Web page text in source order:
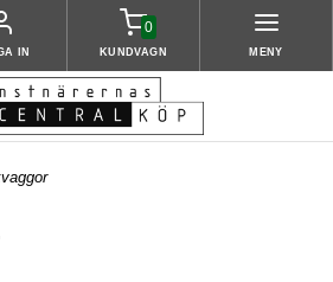
IN
0
KUNDVAGN MENY